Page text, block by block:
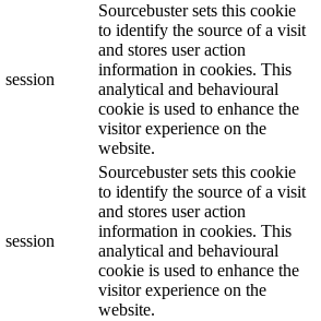
session
Sourcebuster sets this cookie
to identify the source of a visit
and stores user action
information in cookies. This
analytical and behavioural
cookie is used to enhance the
visitor experience on the
website.
session
Sourcebuster sets this cookie
to identify the source of a visit
and stores user action
information in cookies. This
analytical and behavioural
cookie is used to enhance the
visitor experience on the
website.